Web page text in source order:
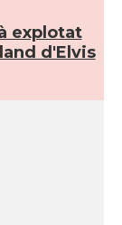
explotat
d'Elvis